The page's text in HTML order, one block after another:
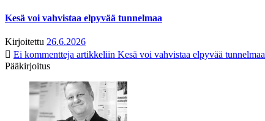
Kesä voi vahvistaa elpyvää tunnelmaa
Kirjoitettu 26.6.2026
Ei kommentteja artikkeliin Kesä voi vahvistaa elpyvää tunnelmaa
Pääkirjoitus